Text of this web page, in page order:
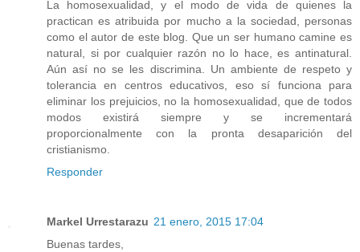
La homosexualidad, y el modo de vida de quienes la
practican es atribuida por mucho a la sociedad, personas
como el autor de este blog. Que un ser humano camine es
natural, si por cualquier razón no lo hace, es antinatural.
Aún así no se les discrimina. Un ambiente de respeto y
tolerancia en centros educativos, eso sí funciona para
eliminar los prejuicios, no la homosexualidad, que de todos
modos existirá siempre y se incrementará
proporcionalmente con la pronta desaparición del
cristianismo.
Responder
Markel Urrestarazu 21 enero, 2015 17:04
Buenas tardes,